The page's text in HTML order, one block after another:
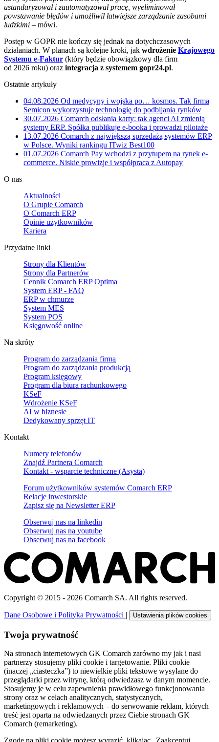
ustandaryzował i zautomatyzował pracę, wyeliminował
powstawanie błędów i umożliwił łatwiejsze zarządzanie zasobami
ludzkimi – mówi.
Postęp w GOPR nie kończy się jednak na dotychczasowych
działaniach. W planach są kolejne kroki, jak wdrożenie Krajowego
Systemu e-Faktur (który będzie obowiązkowy dla firm
od 2026 roku) oraz integracja z systemem gopr24.pl.
Ostatnie artykuły
04.08.2026 Od medycyny i wojska po… kosmos. Tak firma
Semicon wykorzystuje technologię do podbijania rynków
30.07.2026 Comarch odsłania karty: tak agenci AI zmienią
systemy ERP. Spółka publikuje e-booka i prowadzi pilotaże
13.07.2026 Comarch z największą sprzedażą systemów ERP
w Polsce. Wyniki rankingu ITwiz Best100
01.07.2026 Comarch Pay wchodzi z przytupem na rynek e-
commerce. Niskie prowizje i współpraca z Autopay
O nas
Aktualności
O Grupie Comarch
O Comarch ERP
Opinie użytkowników
Kariera
Przydatne linki
Strony dla Klientów
Strony dla Partnerów
Cennik Comarch ERP Optima
System ERP - FAQ
ERP w chmurze
System MES
System POS
Księgowość online
Na skróty
Program do zarządzania firmą
Program do zarządzania produkcją
Program księgowy
Program dla biura rachunkowego
KSeF
Wdrożenie KSeF
AI w biznesie
Dedykowany sprzęt IT
Kontakt
Numery telefonów
Znajdź Partnera Comarch
Kontakt - wsparcie techniczne (Asysta)
Forum użytkowników systemów Comarch ERP
Relacje inwestorskie
Zapisz się na Newsletter ERP
Obserwuj nas na linkedin
Obserwuj nas na youtube
Obserwuj nas na facebook
Copyright © 2015 - 2026 Comarch SA. All rights reserved.
Dane Osobowe i Polityka Prywatności | Ustawienia plików cookies
Twoja prywatność
Na stronach internetowych GK Comarch zarówno my jak i nasi
partnerzy stosujemy pliki cookie i targetowanie. Pliki cookie
(inaczej „ciasteczka”) to niewielkie pliki tekstowe wysyłane do
przeglądarki przez witrynę, którą odwiedzasz w danym momencie.
Stosujemy je w celu zapewnienia prawidłowego funkcjonowania
strony oraz w celach analitycznych, statystycznych,
marketingowych i reklamowych – do serwowanie reklam, których
treść jest oparta na odwiedzanych przez Ciebie stronach GK
Comarch (remarketing).